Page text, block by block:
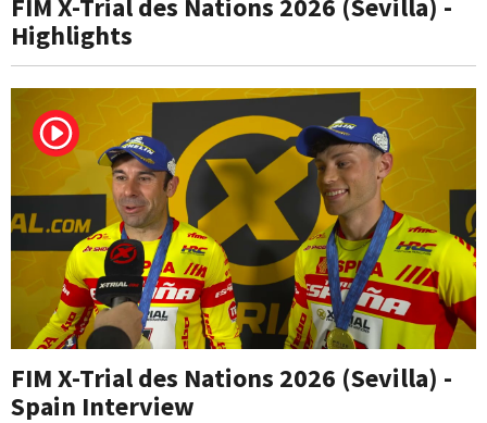
Highlights
FIM X-Trial des Nations 2026 (Sevilla) -
Spain Interview